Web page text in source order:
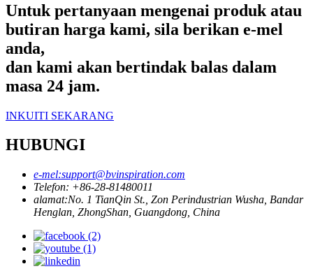
Untuk pertanyaan mengenai produk atau
butiran harga kami, sila berikan e-mel
anda,
dan kami akan bertindak balas dalam
masa 24 jam.
INKUITI SEKARANG
HUBUNGI
e-mel:support@bvinspiration.com
Telefon: +86-28-81480011
alamat:No. 1 TianQin St., Zon Perindustrian Wusha, Bandar
Henglan, ZhongShan, Guangdong, China